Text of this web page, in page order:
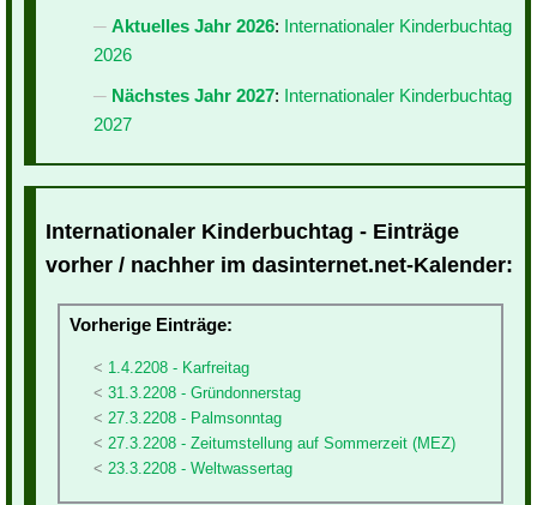
Aktuelles Jahr 2026: Internationaler Kinderbuchtag
2026
Nächstes Jahr 2027: Internationaler Kinderbuchtag
2027
Internationaler Kinderbuchtag - Einträge
vorher / nachher im dasinternet.net-Kalender:
Vorherige Einträge:
1.4.2208 - Karfreitag
31.3.2208 - Gründonnerstag
27.3.2208 - Palmsonntag
27.3.2208 - Zeitumstellung auf Sommerzeit (MEZ)
23.3.2208 - Weltwassertag